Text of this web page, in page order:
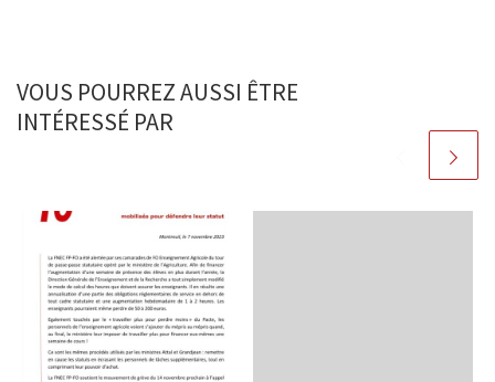
VOUS POURREZ AUSSI ÊTRE
INTÉRESSÉ PAR